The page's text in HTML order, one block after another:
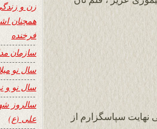
نهایت سپاسگزارم از
زن و
همچنان
فرخنده
سازمان
سال نو
سال نو و
سالروز
علی (ع)